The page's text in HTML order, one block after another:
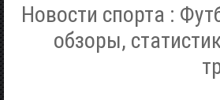
Новости спорта :
обзоры,